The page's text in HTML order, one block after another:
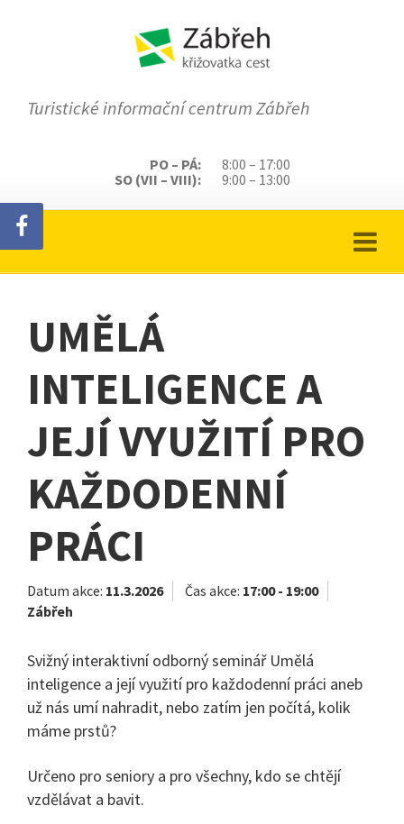
Turistické informační centrum Zábřeh
PO – PÁ:
8:00 – 17:00
SO (VII – VIII):
9:00 – 13:00
UMĚLÁ
INTELIGENCE A
JEJÍ VYUŽITÍ PRO
KAŽDODENNÍ
PRÁCI
Datum akce: 11.3.2026 Čas akce: 17:00 - 19:00
Zábřeh
Svižný interaktivní odborný seminář Umělá
inteligence a její využití pro každodenní práci aneb
už nás umí nahradit, nebo zatím jen počítá, kolik
máme prstů?
Určeno pro seniory a pro všechny, kdo se chtějí
vzdělávat a bavit.